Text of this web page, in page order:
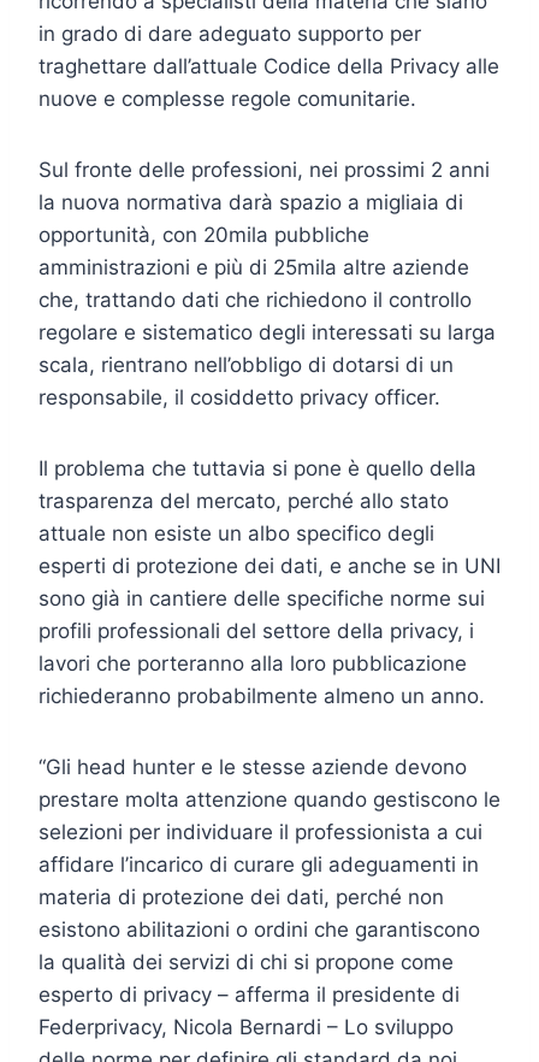
in grado di dare adeguato supporto per
traghettare dall’attuale Codice della Privacy alle
nuove e complesse regole comunitarie.
Sul fronte delle professioni, nei prossimi 2 anni
la nuova normativa darà spazio a migliaia di
opportunità, con 20mila pubbliche
amministrazioni e più di 25mila altre aziende
che, trattando dati che richiedono il controllo
regolare e sistematico degli interessati su larga
scala, rientrano nell’obbligo di dotarsi di un
responsabile, il cosiddetto privacy officer.
Il problema che tuttavia si pone è quello della
trasparenza del mercato, perché allo stato
attuale non esiste un albo specifico degli
esperti di protezione dei dati, e anche se in UNI
sono già in cantiere delle specifiche norme sui
profili professionali del settore della privacy, i
lavori che porteranno alla loro pubblicazione
richiederanno probabilmente almeno un anno.
“Gli head hunter e le stesse aziende devono
prestare molta attenzione quando gestiscono le
selezioni per individuare il professionista a cui
affidare l’incarico di curare gli adeguamenti in
materia di protezione dei dati, perché non
esistono abilitazioni o ordini che garantiscono
la qualità dei servizi di chi si propone come
esperto di privacy – afferma il presidente di
Federprivacy, Nicola Bernardi – Lo sviluppo